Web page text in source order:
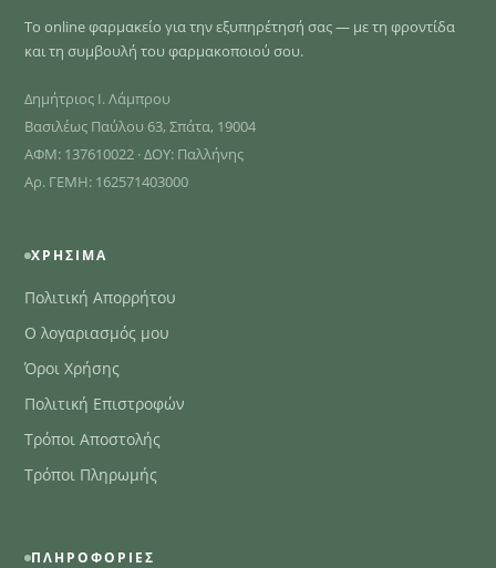
Το online φαρμακείο για την εξυπηρέτησή σας — με τη φροντίδα
και τη συμβουλή του φαρμακοποιού σου.
Δημήτριος Ι. Λάμπρου
Βασιλέως Παύλου 63, Σπάτα, 19004
ΑΦΜ: 137610022 · ΔΟΥ: Παλλήνης
Αρ. ΓΕΜΗ: 162571403000
ΧΡΉΣΙΜΑ
Πολιτική Απορρήτου
Ο λογαριασμός μου
Όροι Χρήσης
Πολιτική Επιστροφών
Τρόποι Αποστολής
Τρόποι Πληρωμής
ΠΛΗΡΟΦΟΡΊΕΣ